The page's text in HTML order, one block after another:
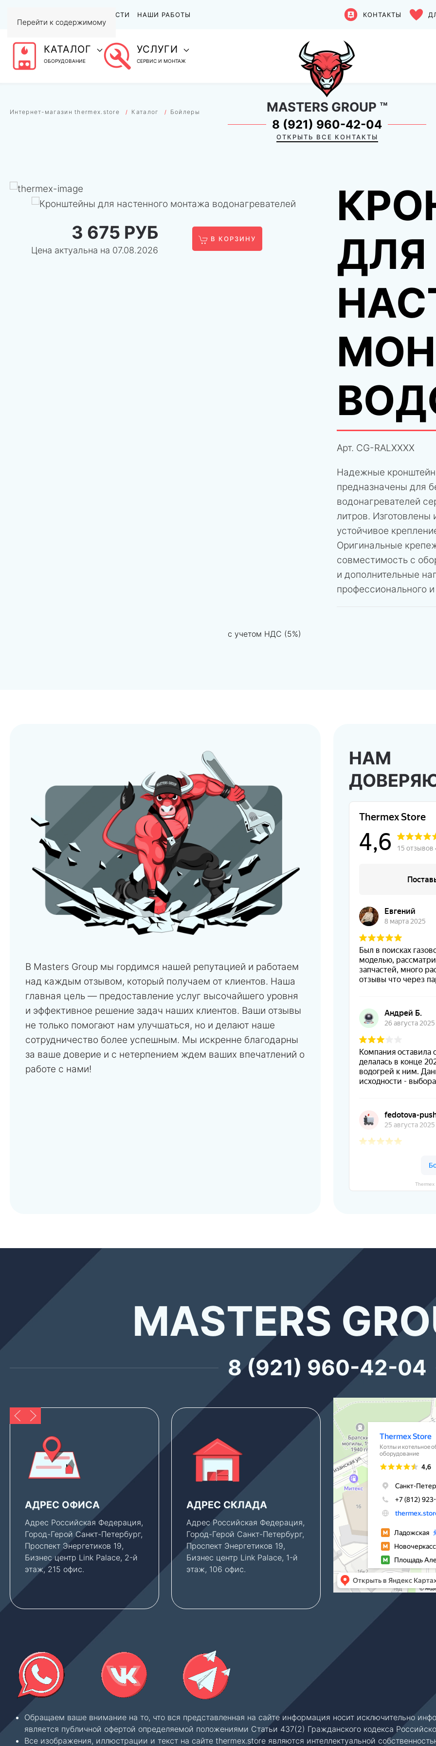
Перейти к содержимому
СТАТЬИ И НОВОСТИ НАШИ РАБОТЫ КОНТАКТЫ
КАТАЛОГ
ОБОРУДОВАНИЕ
УСЛУГИ
СЕРВИС И МОНТАЖ
Интернет-магазин thermex.store Каталог Бойлеры MASTERS GROUP ™
8 (921) 960-42-04
ОТКРЫТЬ ВСЕ КОНТАКТЫ
3 675 РУБ
Цена актуальна на 07.08.2026
В КОРЗИНУ
ДЛЯ
Арт. CG-RALХХХХ
Надежные
предназначены для
водонагревателей
литров. Изготовлены
устойчивое
Оригинальные
совместимость с
и дополнительные
профессионального
с учетом НДС (5%)
В Masters Group мы гордимся нашей репутацией и работаем
над каждым отзывом, который получаем от клиентов. Наша
главная цель — предоставление услуг высочайшего уровня
и эффективное решение задач наших клиентов. Ваши отзывы
не только помогают нам улучшаться, но и делают наше
сотрудничество более успешным. Мы искренне благодарны
за ваше доверие и с нетерпением ждем ваших впечатлений о
работе с нами!
НАМ
MASTERS
8 (921) 960-42-04
АДРЕС ОФИСА
Адрес Российская Федерация,
Город-Герой Санкт-Петербург,
Проспект Энергетиков 19,
Бизнес центр Link Palace, 2-й
этаж, 215 офис.
АДРЕС СКЛАДА
Адрес Российская Федерация,
Город-Герой Санкт-Петербург,
Проспект Энергетиков 19,
Бизнес центр Link Palace, 1-й
этаж, 106 офис.
ПАРКОВКА
Клиентам, которым
консультация по
объектам, мы можем
предоставить
место во дворе
— бесплатно.
Thermex Store
Котлы и котельное оборудование в
Водонагреватели в
Обращаем ваше внимание на то, что вся представленная на сайте информация носит исключительно
является публичной офертой определяемой положениями Статьи 437(2) Гражданского кодекса
Все изображения, иллюстрации и текст на сайте thermex.store являются интеллектуальной